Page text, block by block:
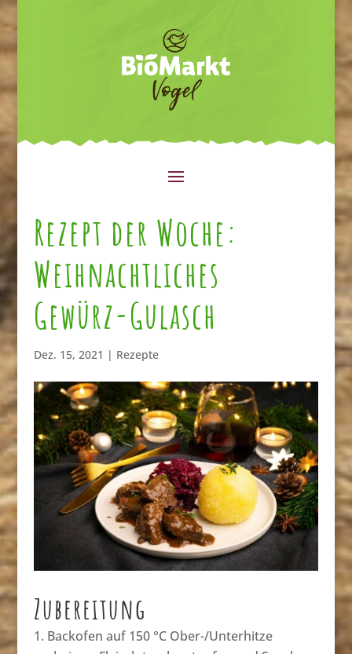
Rezept der Woche:
Weihnachtliches
Gewürz-Gulasch
Dez. 15, 2021 | Rezepte
Zubereitung
Backofen auf 150 °C Ober-/Unterhitze